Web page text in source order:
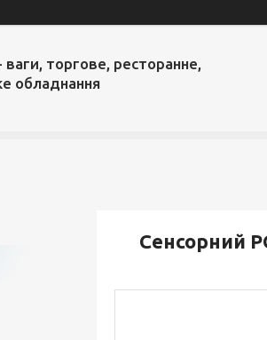
торгове, ресторанне,
обладнання
Сенсорний